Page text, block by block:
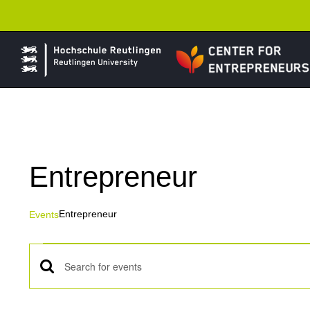
Entrepreneur
EventsEntrepreneur
Events
Events
Enter
Keyword.